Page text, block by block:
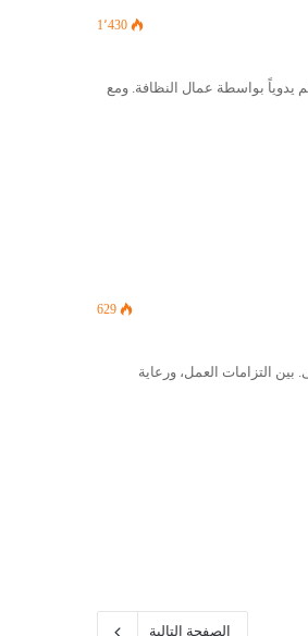
1٬430
يدوياً بواسطة عمال النظافة. ومع
629
التزامات العمل، ورعاية
الصفحة التالية